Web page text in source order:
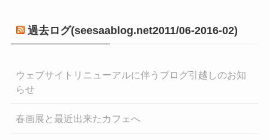
過去ログ(seesaablog.net2011/06-2016-02)
ウェブサイトリニューアルに伴うブログ引越しのお知
らせ
春画展と最近出来たカフェへ